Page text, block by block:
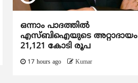
ഒന്നാം പാദത്തിൽ
എസ്ബിഐയുടെ അറ്റാദായം
21,121 കോടി രൂപ
17 hours ago Kumar